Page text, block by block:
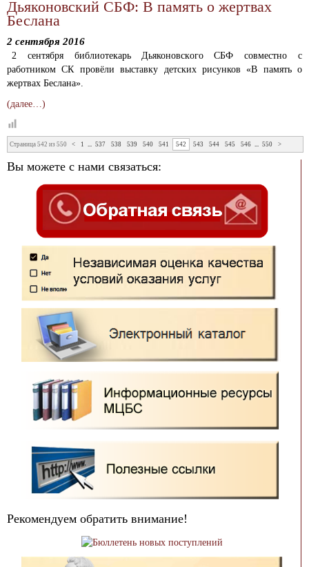
Дьяконовский СБФ: В память о жертвах
Беслана
2 сентября 2016
2 сентября библиотекарь Дьяконовского СБФ совместно с
работником СК провёли выставку детских рисунков «В память о
жертвах Беслана».
(далее…)
Страница 542 из 550 < 1 ... 537 538 539 540 541 542 543 544 545 546 ... 550 >
Вы можете с нами связаться:
Рекомендуем обратить внимание!